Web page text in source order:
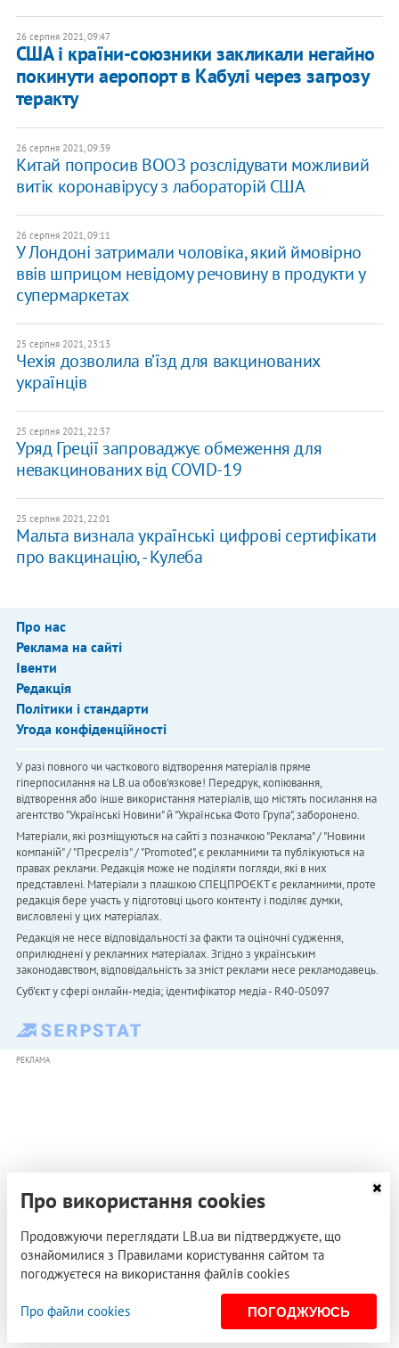
26 серпня 2021, 09:47
США і країни-союзники закликали негайно
покинути аеропорт в Кабулі через загрозу
теракту
26 серпня 2021, 09:39
Китай попросив ВООЗ розслідувати можливий
витік коронавірусу з лабораторій США
26 серпня 2021, 09:11
У Лондоні затримали чоловіка, який ймовірно
ввів шприцом невідому речовину в продукти у
супермаркетах
25 серпня 2021, 23:13
Чехія дозволила в’їзд для вакцинованих
українців
25 серпня 2021, 22:37
Уряд Греції запроваджує обмеження для
невакцинованих від COVID-19
25 серпня 2021, 22:01
Мальта визнала українські цифрові сертифікати
про вакцинацію, - Кулеба
Про нас
Реклама на сайті
Івенти
Редакція
Політики і стандарти
Угода конфіденційності
У разі повного чи часткового відтворення матеріалів пряме
гіперпосилання на LB.ua обов'язкове! Передрук, копіювання,
відтворення або інше використання матеріалів, що містять посилання на
агентство "Українськi Новини" й "Українська Фото Група", заборонено.
Матеріали, які розміщуються на сайті з позначкою "Реклама" / "Новини
компаній" / "Пресреліз" / "Promoted", є рекламними та публікуються на
правах реклами. Редакція може не поділяти погляди, які в них
представлені. Матеріали з плашкою СПЕЦПРОЄКТ є рекламними, проте
редакція бере участь у підготовці цього контенту і поділяє думки,
висловлені у цих матеріалах.
Редакція не несе відповідальності за факти та оціночні судження,
оприлюднені у рекламних матеріалах. Згідно з українським
законодавством, відповідальність за зміст реклами несе рекламодавець.
Cуб'єкт у сфері онлайн-медіа; ідентифікатор медіа - R40-05097
РЕКЛАМА
Про використання cookies
Продовжуючи переглядати LB.ua ви підтверджуєте, що
ознайомилися з Правилами користування сайтом та
погоджуєтеся на використання файлів cookies
Про файли cookies ПОГОДЖУЮСЬ